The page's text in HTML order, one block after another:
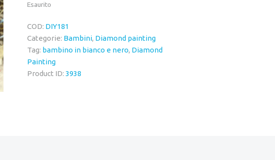
Esaurito
COD: DIY181
Categorie: Bambini, Diamond painting
Tag: bambino in bianco e nero, Diamond
Painting
Product ID: 3938